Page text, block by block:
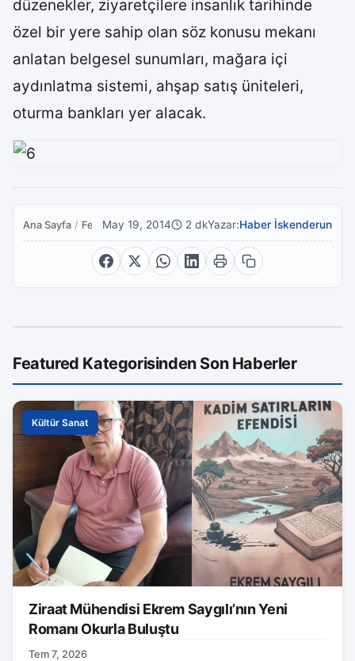
düzenekler, ziyaretçilere insanlık tarihinde
özel bir yere sahip olan söz konusu mekanı
anlatan belgesel sunumları, mağara içi
aydınlatma sistemi, ahşap satış üniteleri,
oturma bankları yer alacak.
Ana Sayfa / FeaturedMay 19, 2014 2 dkYazar:Haber İskenderun
Featured Kategorisinden Son Haberler
Kültür Sanat
Ziraat Mühendisi Ekrem Saygılı’nın Yeni
Romanı Okurla Buluştu
Tem 7, 2026